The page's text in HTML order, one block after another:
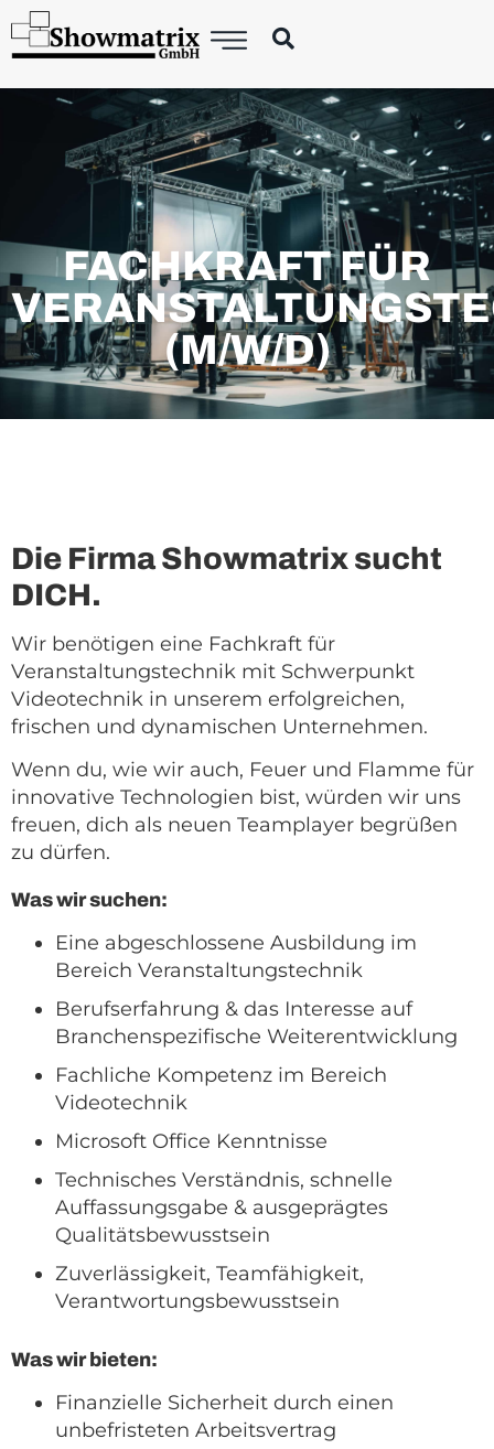
FACHKRAFT FÜR
(M/W/D)
Die Firma Showmatrix sucht
DICH.
Wir benötigen eine Fachkraft für
Veranstaltungstechnik mit Schwerpunkt
Videotechnik in unserem erfolgreichen,
frischen und dynamischen Unternehmen.
Wenn du, wie wir auch, Feuer und Flamme für
innovative Technologien bist, würden wir uns
freuen, dich als neuen Teamplayer begrüßen
zu dürfen.
Was wir suchen:
Eine abgeschlossene Ausbildung im
Bereich Veranstaltungstechnik
Berufserfahrung & das Interesse auf
Branchenspezifische Weiterentwicklung
Fachliche Kompetenz im Bereich
Videotechnik
Microsoft Office Kenntnisse
Technisches Verständnis, schnelle
Auffassungsgabe & ausgeprägtes
Qualitätsbewusstsein
Zuverlässigkeit, Teamfähigkeit,
Verantwortungsbewusstsein
Was wir bieten:
Finanzielle Sicherheit durch einen
unbefristeten Arbeitsvertrag